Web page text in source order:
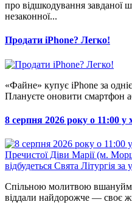
про відшкодування завданої
незаконної...
Продати iPhone? Легко!
«Файне» купує iPhone за
Плануєте оновити смартфон
8 серпня 2026 року о 11:00 у
Спільною молитвою вшануймо
віддали найдорожче — своє